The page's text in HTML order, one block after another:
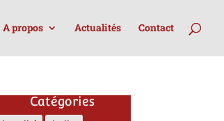
A propos Actualités Contact
Catégories